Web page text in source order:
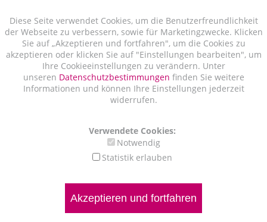
Diese Seite verwendet Cookies, um die Benutzerfreundlichkeit
der Webseite zu verbessern, sowie für Marketingzwecke. Klicken
Sie auf „Akzeptieren und fortfahren", um die Cookies zu
akzeptieren oder klicken Sie auf "Einstellungen bearbeiten", um
Ihre Cookieeinstellungen zu verändern. Unter
unseren Datenschutzbestimmungen finden Sie weitere
Informationen und können Ihre Einstellungen jederzeit
widerrufen.
Verwendete Cookies:
Notwendig
Statistik erlauben
Akzeptieren und fortfahren